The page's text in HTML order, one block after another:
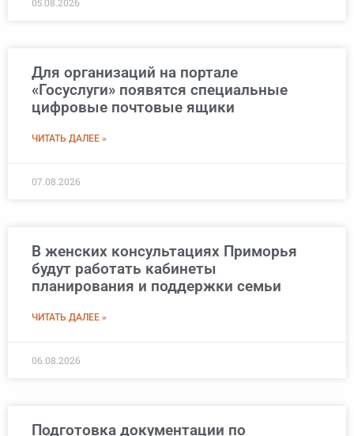
05.08.2026
Для организаций на портале
«Госуслуги» появятся специальные
цифровые почтовые ящики
ЧИТАТЬ ДАЛЕЕ »
07.08.2026
В женских консультациях Приморья
будут работать кабинеты
планирования и поддержки семьи
ЧИТАТЬ ДАЛЕЕ »
06.08.2026
Подготовка документации по